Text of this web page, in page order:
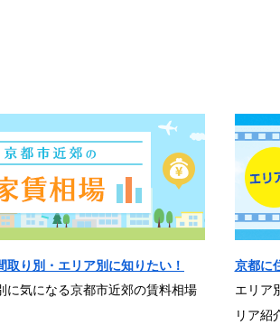
取り別・エリア別に知りたい！
に気になる京都市近郊の賃料相場
京都に
エリア
リア紹